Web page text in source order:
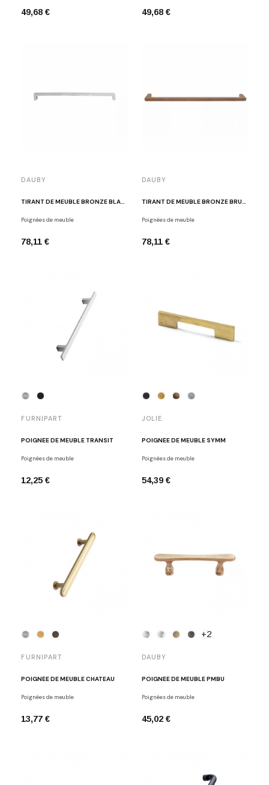
49,68 € 49,68 €
DAUBY
TIRANT DE MEUBLE BRONZE BLANC POLI DAUBY PMQ 384 WB
Poignées de meuble
78,11 €
DAUBY
TIRANT DE MEUBLE BRONZE BRUT DAUBY PMQ 384 RB
Poignées de meuble
78,11 €
FURNIPART
POIGNÉE DE MEUBLE TRANSIT
Poignées de meuble
12,25 €
JOLIE
POIGNÉE DE MEUBLE SYMM
Poignées de meuble
54,39 €
FURNIPART
POIGNÉE DE MEUBLE CHATEAU
Poignées de meuble
13,77 €
+2
DAUBY
POIGNÉE DE MEUBLE PMBU
Poignées de meuble
45,02 €